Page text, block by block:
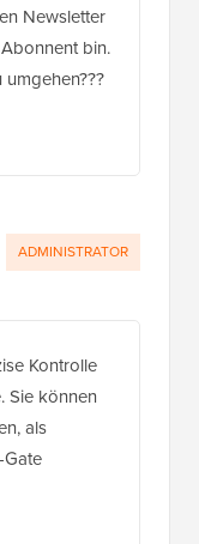
Newsletter
bin.
Kontrolle
Sie können
als
ADMINISTRATOR